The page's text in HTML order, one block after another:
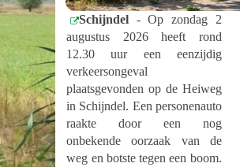
Schijndel - Op zondag 2
augustus 2026 heeft rond
12.30 uur een eenzijdig
verkeersongeval
plaatsgevonden op de Heiweg
in Schijndel. Een personenauto
raakte door een nog
onbekende oorzaak van de
weg en botste tegen een boom.